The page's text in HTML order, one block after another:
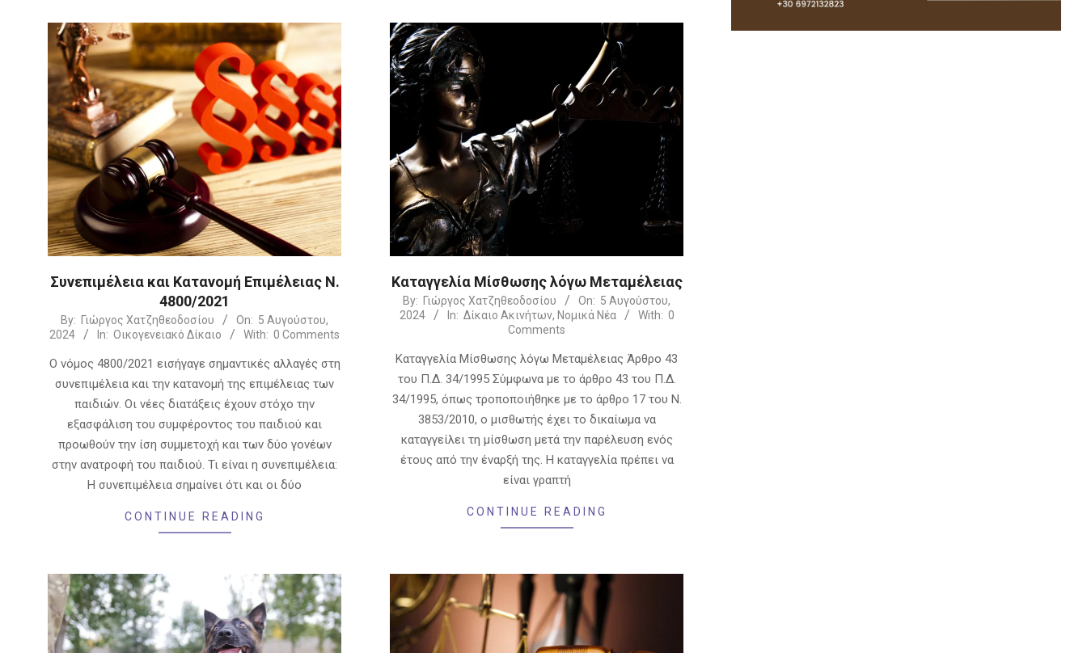
Συνεπιμέλεια και Κατανομή Επιμέλειας Ν.
4800/2021
2024-
08-
05
By: Γιώργος Χατζηθεοδοσίου On: 5 Αυγούστου,
2024
In: Οικογενειακό Δίκαιο With: 0 Comments
Ο νόμος 4800/2021 εισήγαγε σημαντικές αλλαγές στη
συνεπιμέλεια και την κατανομή της επιμέλειας των
παιδιών. Οι νέες διατάξεις έχουν στόχο την
εξασφάλιση του συμφέροντος του παιδιού και
προωθούν την ίση συμμετοχή και των δύο γονέων
στην ανατροφή του παιδιού. Τι είναι η συνεπιμέλεια:
Η συνεπιμέλεια σημαίνει ότι και οι δύο
CONTINUE READING
Καταγγελία Μίσθωσης λόγω Μεταμέλειας
2024-
08-
By: Γιώργος Χατζηθεοδοσίου On: 5 Αυγούστου,
2024
In: Δίκαιο Ακινήτων, Νομικά Νέα With: 0
Comments
Καταγγελία Μίσθωσης λόγω Μεταμέλειας Άρθρο 43
του Π.Δ. 34/1995 Σύμφωνα με το άρθρο 43 του Π.Δ.
34/1995, όπως τροποποιήθηκε με το άρθρο 17 του Ν.
3853/2010, ο μισθωτής έχει το δικαίωμα να
καταγγείλει τη μίσθωση μετά την παρέλευση ενός
έτους από την έναρξή της. Η καταγγελία πρέπει να
είναι γραπτή
CONTINUE READING